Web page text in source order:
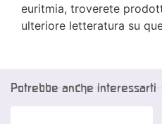
euritmia, troverete
ulteriore letteratura su
Potrebbe anche interessarti